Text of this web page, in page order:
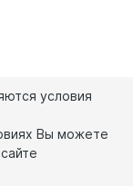
условия
Вы можете